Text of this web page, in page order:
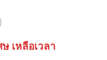
เหลือเวลา